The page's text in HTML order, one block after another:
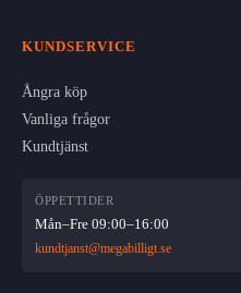
KUNDSERVICE
Ångra köp
Vanliga frågor
Kundtjänst
ÖPPETTIDER
Mån–Fre 09:00–16:00
kundtjanst@megabilligt.se